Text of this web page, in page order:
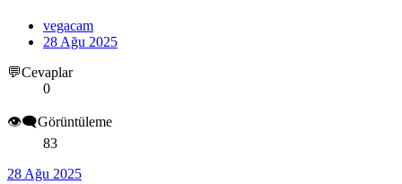
vegacam
28 Ağu 2025
💬Cevaplar
0
👁️‍🗨️Görüntüleme
83
28 Ağu 2025